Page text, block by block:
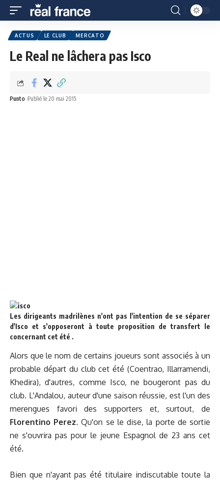
ACTUS LE CLUB MERCATO
Le Real ne lâchera pas Isco
Punto Publié le 20 mai 2015
Les dirigeants madrilènes n'ont pas l'intention de se séparer
d'Isco et s'opposeront à toute proposition de transfert le
concernant cet été .
Alors que le nom de certains joueurs sont associés à un
probable départ du club cet été (Coentrao, Illarramendi,
Khedira), d'autres, comme Isco, ne bougeront pas du
club. L'Andalou, auteur d'une saison réussie, est l'un des
merengues favori des supporters et, surtout, de
Florentino Perez. Qu'on se le dise, la porte de sortie
ne s'ouvrira pas pour le jeune Espagnol de 23 ans cet
été.
Bien que n'ayant pas été titulaire indiscutable toute la